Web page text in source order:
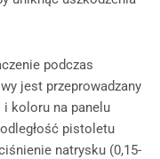
podczas
jest przeprowadzany
i koloru na panelu
pistoletu
natrysku (0,15-